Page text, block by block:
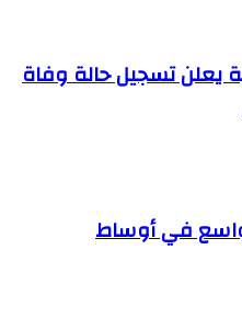
يعلن تسجيل حالة وفاة
واسع في أوساط